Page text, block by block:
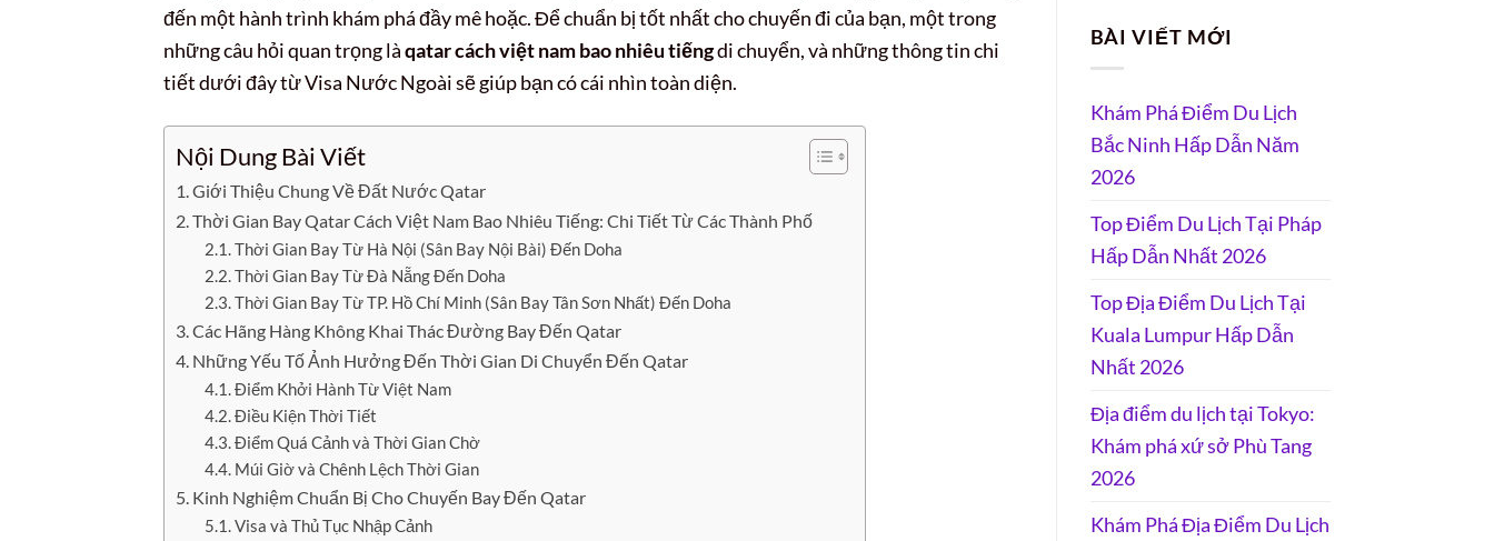
đến một hành trình khám phá đầy mê hoặc. Để chuẩn bị tốt nhất cho chuyến đi của bạn, một trong
những câu hỏi quan trọng làqatar cách việt nam bao nhiêu tiếngdi chuyển, và những thông tin chi
tiết dưới đây từ Visa Nước Ngoài sẽ giúp bạn có cái nhìn toàn diện.
Nội Dung Bài Viết
Giới Thiệu Chung Về Đất Nước Qatar
Thời Gian Bay Qatar Cách Việt Nam Bao Nhiêu Tiếng: Chi Tiết Từ Các Thành Phố
Thời Gian Bay Từ Hà Nội (Sân Bay Nội Bài) Đến Doha
Thời Gian Bay Từ Đà Nẵng Đến Doha
Thời Gian Bay Từ TP. Hồ Chí Minh (Sân Bay Tân Sơn Nhất) Đến Doha
Các Hãng Hàng Không Khai Thác Đường Bay Đến Qatar
Những Yếu Tố Ảnh Hưởng Đến Thời Gian Di Chuyển Đến Qatar
Điểm Khởi Hành Từ Việt Nam
Điều Kiện Thời Tiết
Điểm Quá Cảnh và Thời Gian Chờ
Múi Giờ và Chênh Lệch Thời Gian
Kinh Nghiệm Chuẩn Bị Cho Chuyến Bay Đến Qatar
Visa và Thủ Tục Nhập Cảnh
BÀI VIẾT MỚI
Khám Phá Điểm Du Lịch
Bắc Ninh Hấp Dẫn Năm
2026
Top Điểm Du Lịch Tại Pháp
Hấp Dẫn Nhất 2026
Top Địa Điểm Du Lịch Tại
Kuala Lumpur Hấp Dẫn
Nhất 2026
Địa điểm du lịch tại Tokyo:
Khám phá xứ sở Phù Tang
2026
Khám Phá Địa Điểm Du Lịch